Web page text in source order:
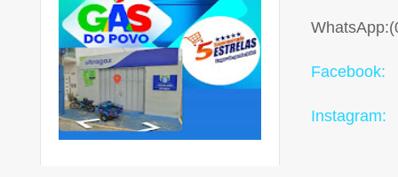
Facebook:
Instagram: